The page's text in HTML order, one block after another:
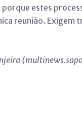
estes
reunião. Exigem